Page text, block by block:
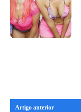
Artigo anterior